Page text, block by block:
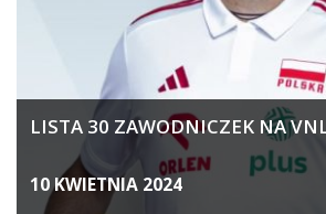
LISTA 30 ZAWODNICZEK NA
10 KWIETNIA 2024